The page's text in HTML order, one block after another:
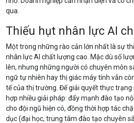
qua.
Thiếu hụt nhân lực AI
Một trong những rào cản lớn nhất là sự
nhân lực AI chất lượng cao. Mặc dù số
lên, nhưng những người có chuyên môn
ngữ tự nhiên hay thị giác máy tính vẫn
tế của thị trường. Để giải quyết thực trạng
hợp nhiều giải pháp: đẩy mạnh đào tạo
cho đội ngũ hiện có, đồng thời hợp tác
dục (đại học, trung tâm đào tạo chuyên